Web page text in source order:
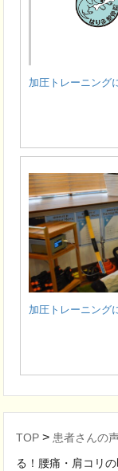
加圧トレーニング
加圧トレーニング
TOP > 患者さんの
る！腰痛・肩コリ